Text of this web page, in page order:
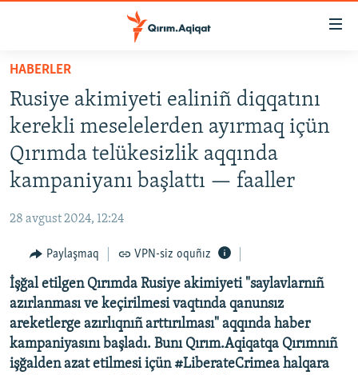
Esas
qaytmaq
Baş
navigatsiyağa
qaytmaq
Qıdıruvğa
SİYASET
İQTİSADİYAT
İNSAN AQLARI
VİDEO
SÜRET
BLOGLAR
FİKİR
HABERLER
Rusiye akimiyeti ealiniñ diqqatını
kerekli meselelerden ayırmaq içün
Qırımda telükesizlik aqqında
kampaniyanı başlattı — faaller
28 avgust 2024, 12:24
Paylaşmaq VPN-siz oquñız
İşğal etilgen Qırımda Rusiye akimiyeti "saylavlarnıñ
azırlanması ve keçirilmesi vaqtında qanunsız
areketlerge azırlıqnıñ arttırılması" aqqında haber
kampaniyasını başladı. Bunı Qırım.Aqiqatqa Qırımnıñ
işğalden azat etilmesi içün #LiberateCrimea halqara